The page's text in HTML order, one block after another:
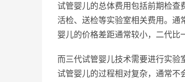
试管婴儿的总体费用包括前期检查
活检、送检等实验室相关费用。
婴儿的价格差距通常较小，二代
而三代试管婴儿技术需要进行实
试管婴儿的过程相对复杂，通常不